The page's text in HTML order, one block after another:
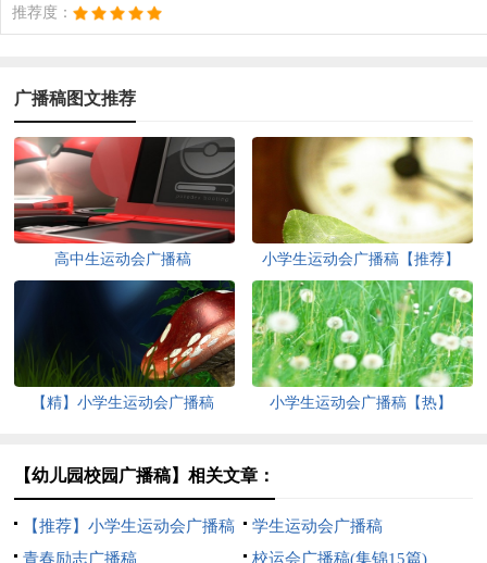
推荐度：
广播稿图文推荐
高中生运动会广播稿 小学生运动会广播稿【推荐】
【精】小学生运动会广播稿 小学生运动会广播稿【热】
【幼儿园校园广播稿】相关文章：
【推荐】小学生运动会广播稿
学生运动会广播稿
青春励志广播稿
校运会广播稿(集锦15篇)